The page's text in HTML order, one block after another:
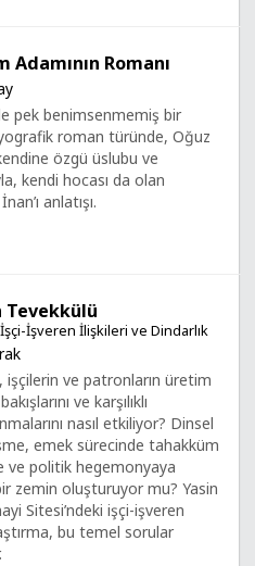
Adamının Romanı
pek benimsenmemiş bir
roman türünde, Oğuz
özgü üslubu ve
kendi hocası da olan
anlatışı.
Tevekkülü
İşçi-İşveren İlişkileri ve Dindarlık
işçilerin ve patronların üretim
ve karşılıklı
nasıl etkiliyor? Dinsel
emek sürecinde tahakküm
ve politik hegemonyaya
zemin oluşturuyor mu? Yasin
Sitesi’ndeki işçi-işveren
bu temel sorular